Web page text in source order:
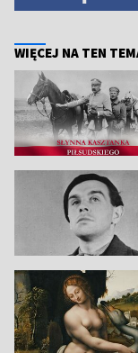
WIĘCEJ NA TEN